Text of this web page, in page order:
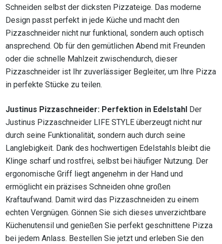
Schneiden selbst der dicksten Pizzateige. Das moderne
Design passt perfekt in jede Küche und macht den
Pizzaschneider nicht nur funktional, sondern auch optisch
ansprechend. Ob für den gemütlichen Abend mit Freunden
oder die schnelle Mahlzeit zwischendurch, dieser
Pizzaschneider ist Ihr zuverlässiger Begleiter, um Ihre Pizza
in perfekte Stücke zu teilen.
Justinus Pizzaschneider: Perfektion in Edelstahl Der
Justinus Pizzaschneider LIFE STYLE überzeugt nicht nur
durch seine Funktionalität, sondern auch durch seine
Langlebigkeit. Dank des hochwertigen Edelstahls bleibt die
Klinge scharf und rostfrei, selbst bei häufiger Nutzung. Der
ergonomische Griff liegt angenehm in der Hand und
ermöglicht ein präzises Schneiden ohne großen
Kraftaufwand. Damit wird das Pizzaschneiden zu einem
echten Vergnügen. Gönnen Sie sich dieses unverzichtbare
Küchenutensil und genießen Sie perfekt geschnittene Pizza
bei jedem Anlass. Bestellen Sie jetzt und erleben Sie den